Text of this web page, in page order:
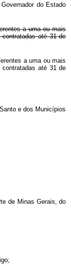
do Estado
a uma ou mais
contratadas até 31 de
a uma ou mais
contratadas até 31 de
e dos Municípios
de Minas Gerais, do